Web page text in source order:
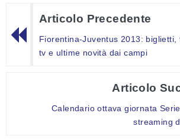
Articolo Precedente
Fiorentina-Juventus 2013: biglietti,
tv e ultime novità dai campi
Articolo
Calendario ottava giornata
streaming